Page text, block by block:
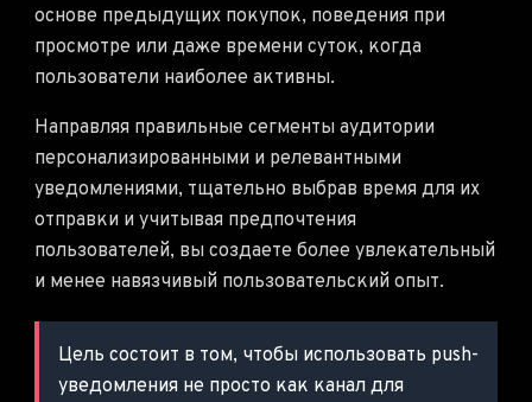
основе предыдущих покупок, поведения при
просмотре или даже времени суток, когда
пользователи наиболее активны.
Направляя правильные сегменты аудитории
персонализированными и релевантными
уведомлениями, тщательно выбрав время для их
отправки и учитывая предпочтения
пользователей, вы создаете более увлекательный
и менее навязчивый пользовательский опыт.
Цель состоит в том, чтобы использовать push-
уведомления не просто как канал для